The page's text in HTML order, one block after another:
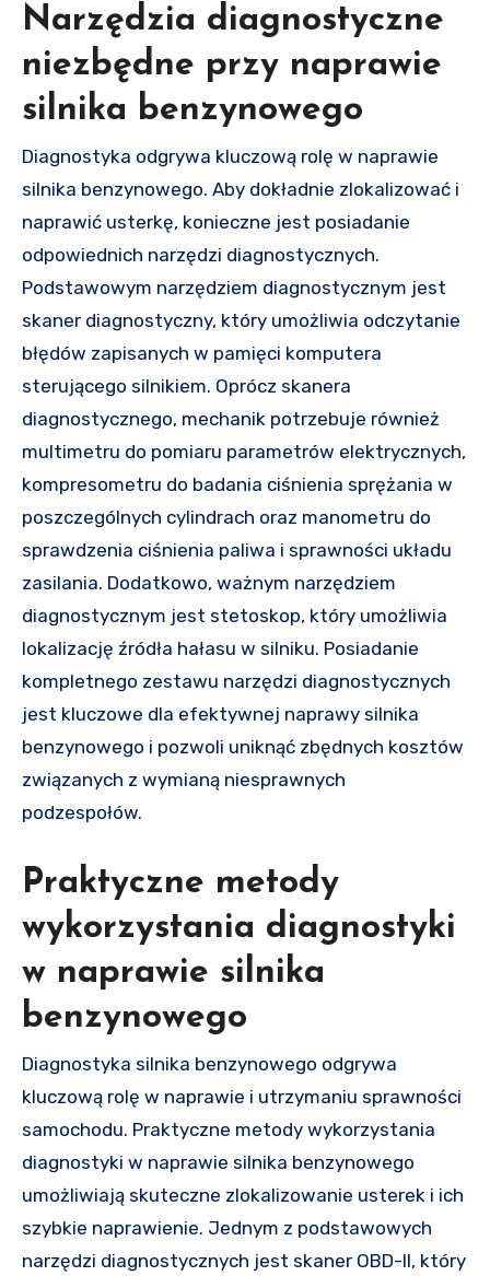
Narzędzia diagnostyczne
niezbędne przy naprawie
silnika benzynowego
Diagnostyka odgrywa kluczową rolę w naprawie
silnika benzynowego. Aby dokładnie zlokalizować i
naprawić usterkę, konieczne jest posiadanie
odpowiednich narzędzi diagnostycznych.
Podstawowym narzędziem diagnostycznym jest
skaner diagnostyczny, który umożliwia odczytanie
błędów zapisanych w pamięci komputera
sterującego silnikiem. Oprócz skanera
diagnostycznego, mechanik potrzebuje również
multimetru do pomiaru parametrów elektrycznych,
kompresometru do badania ciśnienia sprężania w
poszczególnych cylindrach oraz manometru do
sprawdzenia ciśnienia paliwa i sprawności układu
zasilania. Dodatkowo, ważnym narzędziem
diagnostycznym jest stetoskop, który umożliwia
lokalizację źródła hałasu w silniku. Posiadanie
kompletnego zestawu narzędzi diagnostycznych
jest kluczowe dla efektywnej naprawy silnika
benzynowego i pozwoli uniknąć zbędnych kosztów
związanych z wymianą niesprawnych
podzespołów.
Praktyczne metody
wykorzystania diagnostyki
w naprawie silnika
benzynowego
Diagnostyka silnika benzynowego odgrywa
kluczową rolę w naprawie i utrzymaniu sprawności
samochodu. Praktyczne metody wykorzystania
diagnostyki w naprawie silnika benzynowego
umożliwiają skuteczne zlokalizowanie usterek i ich
szybkie naprawienie. Jednym z podstawowych
narzędzi diagnostycznych jest skaner OBD-II, który